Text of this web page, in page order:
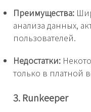
Преимущества:
анализа данных,
пользователей.
Недостатки:
только в платной
3. Runkeeper